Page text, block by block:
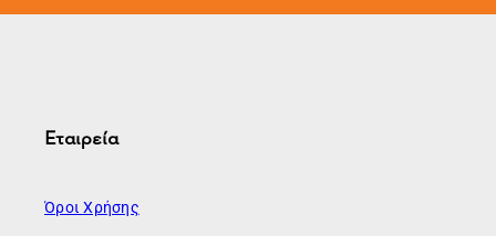
Εταιρεία
Όροι Χρήσης